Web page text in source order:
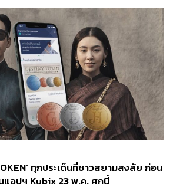
ทุกประเด็นที่ชาวสยามสงสัย ก่อน